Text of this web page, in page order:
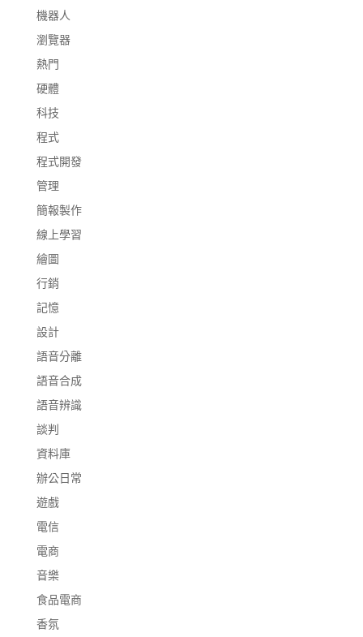
機器人
瀏覽器
熱門
硬體
科技
程式
程式開發
管理
簡報製作
線上學習
繪圖
行銷
記憶
設計
語音分離
語音合成
語音辨識
談判
資料庫
辦公日常
遊戲
電信
電商
音樂
食品電商
香氛